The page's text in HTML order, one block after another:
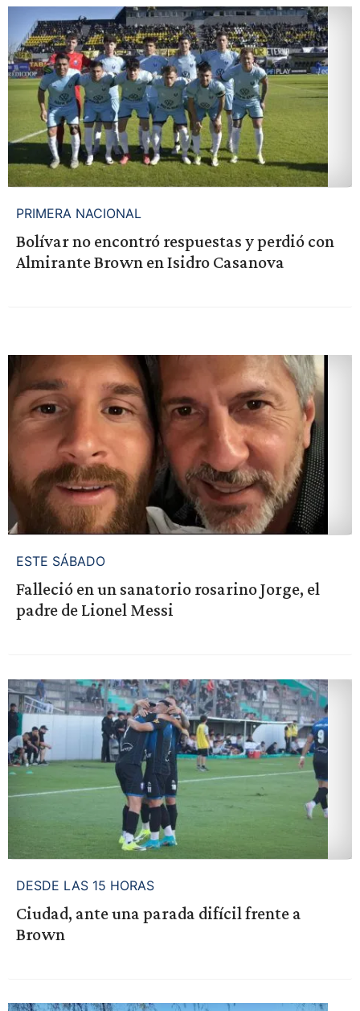
PRIMERA NACIONAL
Bolívar no encontró respuestas y perdió con
Almirante Brown en Isidro Casanova
ESTE SÁBADO
Falleció en un sanatorio rosarino Jorge, el
padre de Lionel Messi
DESDE LAS 15 HORAS
Ciudad, ante una parada difícil frente a
Brown